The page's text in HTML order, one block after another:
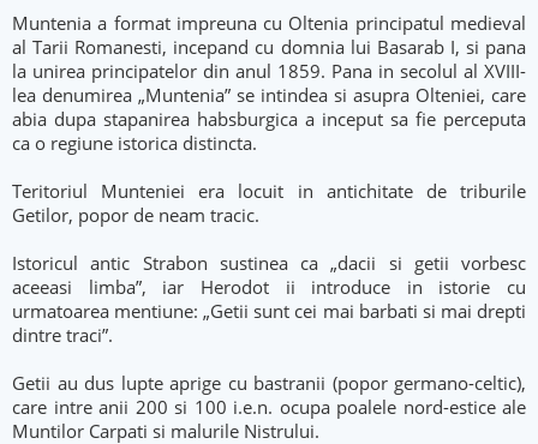
Muntenia a format impreuna cu Oltenia principatul medieval
al Tarii Romanesti, incepand cu domnia lui Basarab I, si pana
la unirea principatelor din anul 1859. Pana in secolul al XVIII-
lea denumirea „Muntenia” se intindea si asupra Olteniei, care
abia dupa stapanirea habsburgica a inceput sa fie perceputa
ca o regiune istorica distincta.
Teritoriul Munteniei era locuit in antichitate de triburile
Getilor, popor de neam tracic.
Istoricul antic Strabon sustinea ca „dacii si getii vorbesc
aceeasi limba”, iar Herodot ii introduce in istorie cu
urmatoarea mentiune: „Getii sunt cei mai barbati si mai drepti
dintre traci”.
Getii au dus lupte aprige cu bastranii (popor germano-celtic),
care intre anii 200 si 100 i.e.n. ocupa poalele nord-estice ale
Muntilor Carpati si malurile Nistrului.